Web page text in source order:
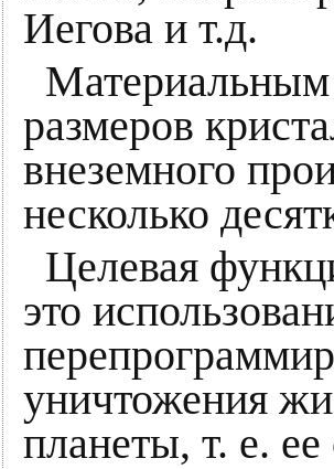
Иегова и т.д.
Материальным
размеров
внеземного
несколько
Целевая
это
уничтожения
планеты, т. е. ее